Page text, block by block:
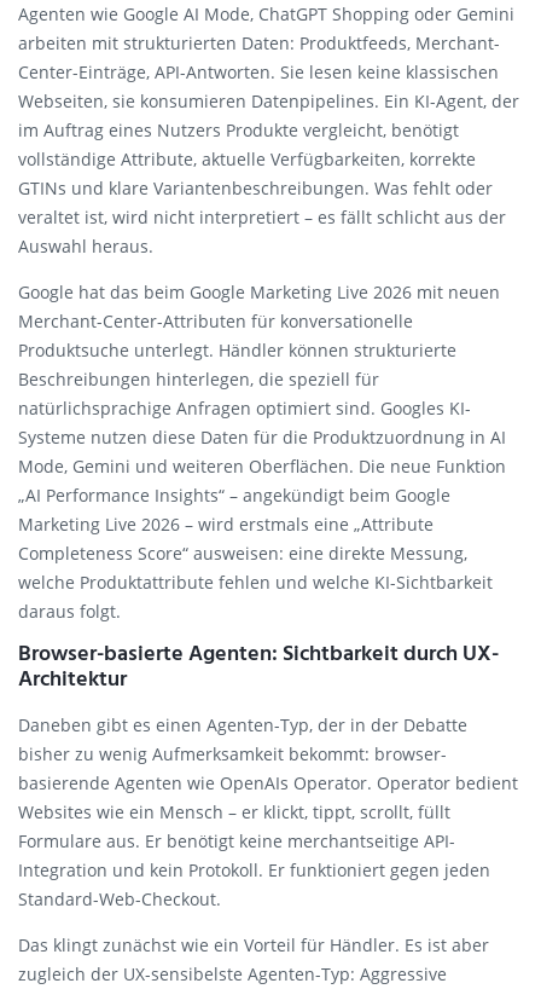
Agenten wie Google AI Mode, ChatGPT Shopping oder Gemini
arbeiten mit strukturierten Daten: Produktfeeds, Merchant-
Center-Einträge, API-Antworten. Sie lesen keine klassischen
Webseiten, sie konsumieren Datenpipelines. Ein KI-Agent, der
im Auftrag eines Nutzers Produkte vergleicht, benötigt
vollständige Attribute, aktuelle Verfügbarkeiten, korrekte
GTINs und klare Variantenbeschreibungen. Was fehlt oder
veraltet ist, wird nicht interpretiert – es fällt schlicht aus der
Auswahl heraus.
Google hat das beim Google Marketing Live 2026 mit neuen
Merchant-Center-Attributen für konversationelle
Produktsuche unterlegt. Händler können strukturierte
Beschreibungen hinterlegen, die speziell für
natürlichsprachige Anfragen optimiert sind. Googles KI-
Systeme nutzen diese Daten für die Produktzuordnung in AI
Mode, Gemini und weiteren Oberflächen. Die neue Funktion
„AI Performance Insights“ – angekündigt beim Google
Marketing Live 2026 – wird erstmals eine „Attribute
Completeness Score“ ausweisen: eine direkte Messung,
welche Produktattribute fehlen und welche KI-Sichtbarkeit
daraus folgt.
Browser-basierte Agenten: Sichtbarkeit durch UX-
Architektur
Daneben gibt es einen Agenten-Typ, der in der Debatte
bisher zu wenig Aufmerksamkeit bekommt: browser-
basierende Agenten wie OpenAIs Operator. Operator bedient
Websites wie ein Mensch – er klickt, tippt, scrollt, füllt
Formulare aus. Er benötigt keine merchantseitige API-
Integration und kein Protokoll. Er funktioniert gegen jeden
Standard-Web-Checkout.
Das klingt zunächst wie ein Vorteil für Händler. Es ist aber
zugleich der UX-sensibelste Agenten-Typ: Aggressive